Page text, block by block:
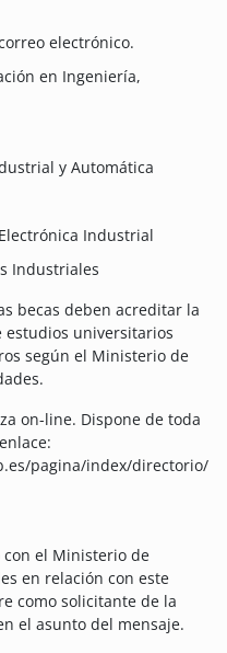
electrónico.
en Ingeniería,
y Automática
Industrial
Industriales
becas deben acreditar la
estudios universitarios
según el Ministerio de
on-line. Dispone de toda
pagina/index/directorio/
el Ministerio de
en relación con este
como solicitante de la
el asunto del mensaje.